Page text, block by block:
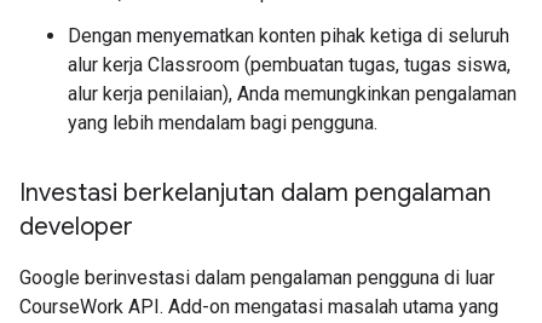
Dengan menyematkan konten pihak ketiga di seluruh
alur kerja Classroom (pembuatan tugas, tugas siswa,
alur kerja penilaian), Anda memungkinkan pengalaman
yang lebih mendalam bagi pengguna.
Investasi berkelanjutan dalam pengalaman
developer
Google berinvestasi dalam pengalaman pengguna di luar
CourseWork API. Add-on mengatasi masalah utama yang